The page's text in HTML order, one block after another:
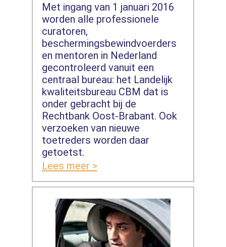
Met ingang van 1 januari 2016
worden alle professionele
curatoren,
beschermingsbewindvoerders
en mentoren in Nederland
gecontroleerd vanuit een
centraal bureau: het Landelijk
kwaliteitsbureau CBM dat is
onder gebracht bij de
Rechtbank Oost-Brabant. Ook
verzoeken van nieuwe
toetreders worden daar
getoetst.
Lees meer >